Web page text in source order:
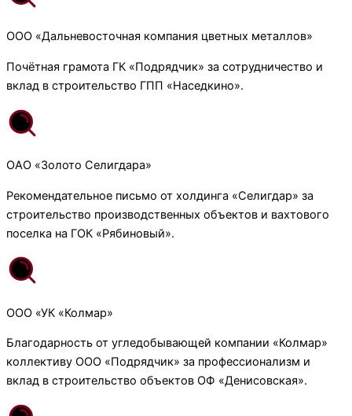
ООО «Дальневосточная компания цветных металлов»
Почётная грамота ГК «Подрядчик» за сотрудничество и
вклад в строительство ГПП «Наседкино».
ОАО «Золото Селигдара»
Рекомендательное письмо от холдинга «Селигдар» за
строительство производственных объектов и вахтового
поселка на ГОК «Рябиновый».
ООО «УК «Колмар»
Благодарность от угледобывающей компании «Колмар»
коллективу ООО «Подрядчик» за профессионализм и
вклад в строительство объектов ОФ «Денисовская».